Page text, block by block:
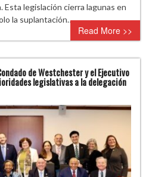
legislación cierra lagunas en
la suplantación…
Read More >>
de Westchester y el Ejecutivo
legislativas a la delegación